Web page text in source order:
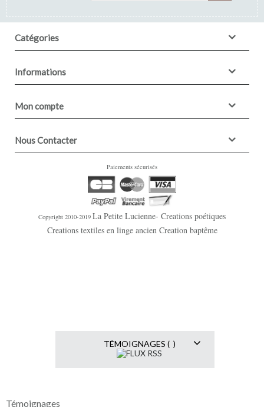
Catégories
Informations
Mon compte
Nous Contacter
Paiements sécurisés
Copyright 2010-2019 La Petite Lucienne- Creations poétiques
Creations textiles en linge ancien Creation baptême
TÉMOIGNAGES ( )
Témoignages